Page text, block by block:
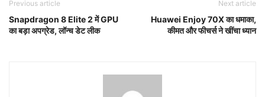
Previous article
Snapdragon 8 Elite 2 में GPU
का बड़ा अपग्रेड, लॉन्च डेट लीक
Next article
Huawei Enjoy 70X का धमाका,
कीमत और फीचर्स ने खींचा ध्यान